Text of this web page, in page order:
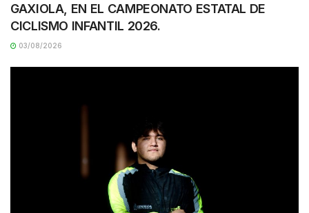
GAXIOLA, EN EL CAMPEONATO ESTATAL DE
CICLISMO INFANTIL 2026.
03/08/2026